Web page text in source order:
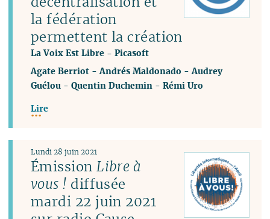
la fédération
permettent la création
La Voix Est Libre - Picasoft
Agate Berriot -Andrés Maldonado -Audrey
Guélou -Quentin Duchemin -Rémi Uro
Lire
ÉmissionLibre à
vous ! diffusée
mardi 22 juin 2021
Lundi 28 juin 2021